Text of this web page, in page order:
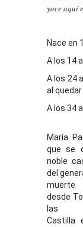
yace aquí
Nace en
A los 14
A los 24
al quedar
A los 34
María
que se
noble
del
desde
las
Castilla